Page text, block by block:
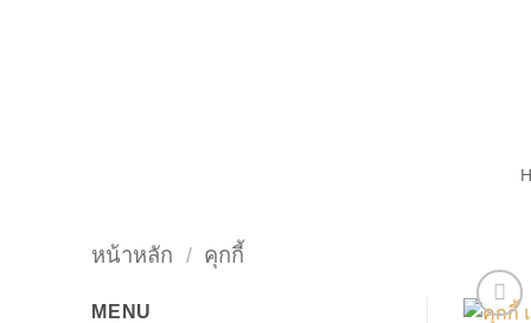
หน้าหลัก / คุกกี้
MENU